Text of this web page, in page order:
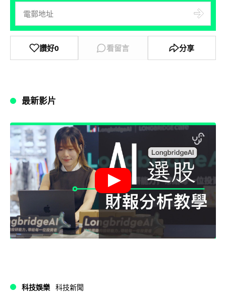
讚好0 看留言 分享
最新影片
科技娛樂 科技新聞